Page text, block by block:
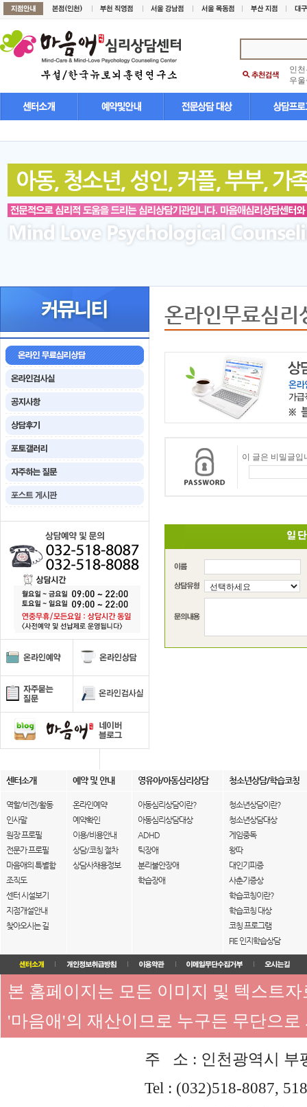
인
우
온라인무료심리
이 글은 비밀글입
센터소개 예약 및 안내 영유아/아동심리상담 청소년상담/학습코칭
역할/비전/활동
인사말
원장 프로필
전문가 프로필
마음애의 특별함
조직도
센터 시설보기
지점개설안내
찾아오시는 길
온라인예약
예약확인
이용/비용안내
상담/코칭 절차
상담사채용정보
아동심리상담이란?
아동심리상담대상
ADHD
틱장애
분리불안장애
학습장애
청소년상담이란?
청소년상담대상
게임중독
왕따
대인기피증
사춘기증상
학습코칭이란?
학습코칭 대상
코칭 프로그램
FIE 인지학습상담
본 홈페이지는 모든 이미지 및 텍스트
'마음애'의 재산이므로 누구든 무단으
주 소 : 인천광역시 부
Tel : (032)518-8087,